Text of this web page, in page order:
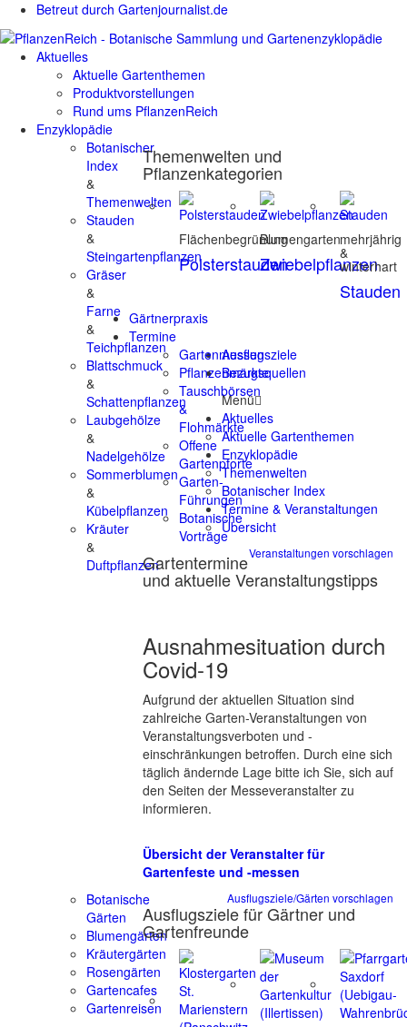
Betreut durch Gartenjournalist.de
Aktuelles
Aktuelle Gartenthemen
Produktvorstellungen
Rund ums PflanzenReich
Enzyklopädie
Botanischer
Index
&
Themenwelten
Stauden
&
Steingartenpflanzen
Gräser
&
Farne
&
Teichpflanzen
Blattschmuck
&
Schattenpflanzen
Laubgehölze
&
Nadelgehölze
Sommerblumen
&
Kübelpflanzen
Kräuter
&
Duftpflanzen
Themenwelten und
Pflanzenkategorien
Flächenbegrünung
Polsterstauden
Blumengarten
Zwiebelpflanzen
mehrjährig
&
winterhart
Stauden
Gärtnerpraxis
Termine
Gartenmessen
Pflanzenmärkte
Tauschbörsen
&
Flohmärkte
Offene
Gartenpforte
Garten-
Führungen
Botanische
Vorträge
Veranstaltungen vorschlagen
Gartentermine
und aktuelle Veranstaltungstipps
Ausnahmesituation durch
Covid-19
Aufgrund der aktuellen Situation sind
zahlreiche Garten-Veranstaltungen von
Veranstaltungsverboten und -
einschränkungen betroffen. Durch eine sich
täglich ändernde Lage bitte ich Sie, sich auf
den Seiten der Messeveranstalter zu
informieren.
Übersicht der Veranstalter für
Gartenfeste und -messen
Ausflugsziele
Botanische
Gärten
Blumengärten
Kräutergärten
Rosengärten
Gartencafes
Gartenreisen
Ausflugsziele/Gärten vorschlagen
Ausflugsziele für Gärtner und
Gartenfreunde
Bezugsquellen
Menü
Aktuelles
Aktuelle Gartenthemen
Enzyklopädie
Themenwelten
Botanischer Index
Termine & Veranstaltungen
Übersicht